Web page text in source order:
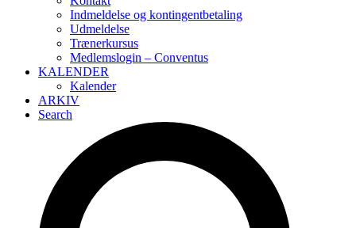
Indmeldelse og kontingentbetaling
Udmeldelse
Trænerkursus
Medlemslogin – Conventus
KALENDER
Kalender
ARKIV
Search